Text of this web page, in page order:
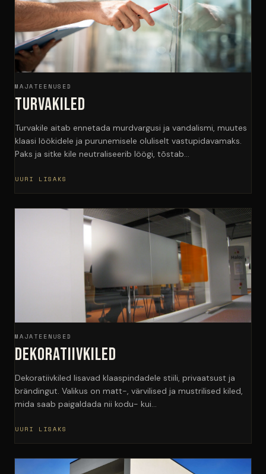
MAJATEENUSED
Turvakiled
Turvakile aitab ennetada murdvargusi ja vandalismi, muutes
klaasi löökidele ja purunemisele oluliselt vastupidavamaks.
Paks ja sitke kile neutraliseerib löögi, tõstab…
UURI LISAKS
MAJATEENUSED
Dekoratiivkiled
Dekoratiivkiled lisavad klaaspindadele stiili, privaatsust ja
brändingut. Valikus on matt-, värvilised ja mustrilised kiled,
mida saab paigaldada nii kodu- kui…
UURI LISAKS